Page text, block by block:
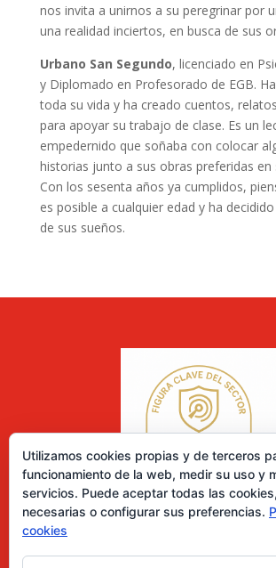
nos invita a unirnos a su peregrinar por
una realidad inciertos, en busca de sus
Urbano San Segundo, licenciado en
y Diplomado en Profesorado de EGB.
toda su vida y ha creado cuentos,
para apoyar su trabajo de clase. Es un
empedernido que soñaba con colocar
historias junto a sus obras preferidas en
Con los sesenta años ya cumplidos,
es posible a cualquier edad y ha
de sus sueños.
Utilizamos cookies propias y de terceros
funcionamiento de la web, medir su uso y
servicios. Puede aceptar todas las
necesarias o configurar sus preferencias.
cookies